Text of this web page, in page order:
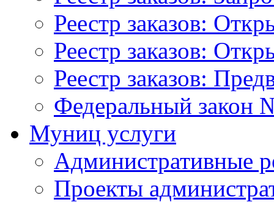
Реестр заказов:
Реестр заказов:
Реестр заказов:
Федеральный закон
Муниц услуги
Административные
Проекты